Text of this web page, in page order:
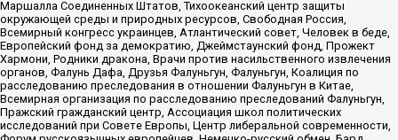
Маршалла Соединенных Штатов, Тихоокеанский центр защиты
окружающей среды и природных ресурсов, Свободная Россия,
Всемирный конгресс украинцев, Атлантический совет, Человек в беде,
Европейский фонд за демократию, Джеймстаунский фонд, Прожект
Хармони, Родники дракона, Врачи против насильственного извлечения
органов, Фалунь Дафа, Друзья Фалуньгун, Фалуньгун, Коалиция по
расследованию преследования в отношении Фалуньгун в Китае,
Всемирная организация по расследованию преследований Фалуньгун,
Пражский гражданский центр, Ассоциация школ политических
исследований при Совете Европы, Центр либеральной современности,